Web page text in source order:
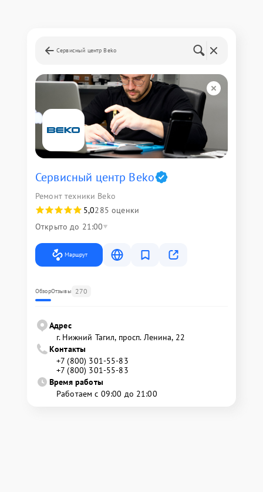
Сервисный центр Beko
Сервисный центр Beko
Ремонт техники Beko
5,0285 оценки
Открыто до 21:00
Маршрут
ОбзорОтзывы 270
Адрес
г. Нижний Тагил, просп. Ленина, 22
Контакты
+7 (800) 301-55-83
+7 (800) 301-55-83
Время работы
Работаем с 09:00 до 21:00